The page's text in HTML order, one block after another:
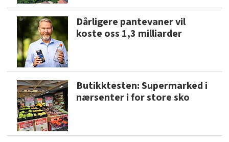
Dårligere pantevaner vil
koste oss 1,3 milliarder
Butikktesten: Supermarked i
nærsenter i for store sko